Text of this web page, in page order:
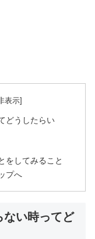
どうしたらい
をしてみること
プへ
ない時ってど